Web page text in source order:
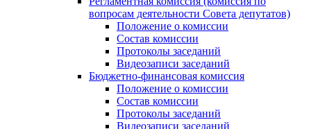
вопросам деятельности Совета депутатов)
Положение о комиссии
Состав комиссии
Протоколы заседаний
Видеозаписи заседаний
Бюджетно-финансовая комиссия
Положение о комиссии
Состав комиссии
Протоколы заседаний
Видеозаписи заседаний